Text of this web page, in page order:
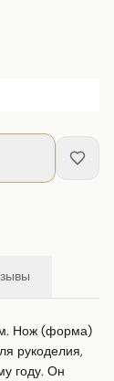
Нож (форма)
рукоделия,
году. Он